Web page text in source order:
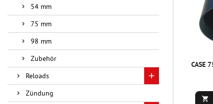
54 mm
75 mm
98 mm
Zubehör
Reloads
Zündung
CASE
